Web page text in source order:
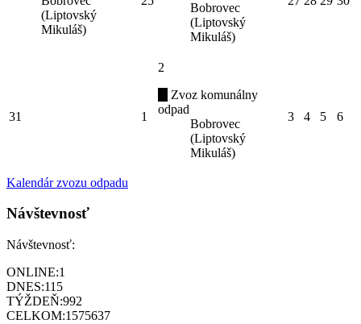
(Liptovský
Mikuláš)
Bobrovec
(Liptovský
Mikuláš)
31 1
2
Zvoz komunálny
odpad
Bobrovec
(Liptovský
Mikuláš)
3 4 5 6
Kalendár zvozu odpadu
Návštevnosť
Návštevnosť:
ONLINE:1
DNES:115
TÝŽDEŇ:992
CELKOM:1575637